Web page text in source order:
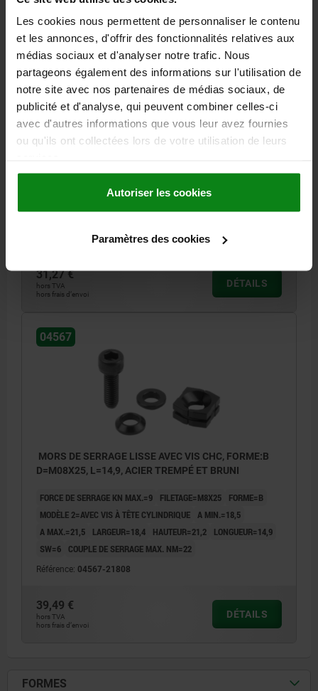
Les cookies nous permettent de personnaliser le contenu
et les annonces, d'offrir des fonctionnalités relatives aux
médias sociaux et d'analyser notre trafic. Nous
partageons également des informations sur l'utilisation de
notre site avec nos partenaires de médias sociaux, de
publicité et d'analyse, qui peuvent combiner celles-ci
avec d'autres informations que vous leur avez fournies
ou qu'ils ont collectées lors de votre utilisation de leurs
Autoriser les cookies
Paramètres des cookies
04567
MORS DE SERRAGE LISSE AVEC VIS CHC, FORME:B
D=M06X18, L=10,2, ACIER TREMPÉ ET BRUNI
LARGEUR=14,8 HAUTEUR=15,8 LONGUEUR=10,2
04567-21506
31,27 €
hors TVA
hors frais d’envoi
DÉTAILS
04567
MORS DE SERRAGE LISSE AVEC VIS CHC, FORME:B
D=M08X25, L=14,9, ACIER TREMPÉ ET BRUNI
FORCE DE SERRAGE KN MAX.=9 FILETAGE=M8X25
FORME=B
MODÈLE 2=AVEC VIS À TÊTE CYLINDRIQUE A MIN.=18,5
A MAX.=21,5
LARGEUR=18,4 HAUTEUR=21,2
LONGUEUR=14,9
SW=6
COUPLE DE SERRAGE MAX. NM=22
Référence: 04567-21808
39,49 €
hors TVA
hors frais d’envoi
DÉTAILS
FORMES